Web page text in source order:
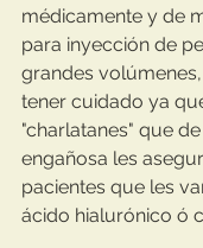
médicamente y de
para inyección de
grandes
tener cuidado ya
"charlatanes" que
engañosa les
pacientes que les
ácido hialurónico ó